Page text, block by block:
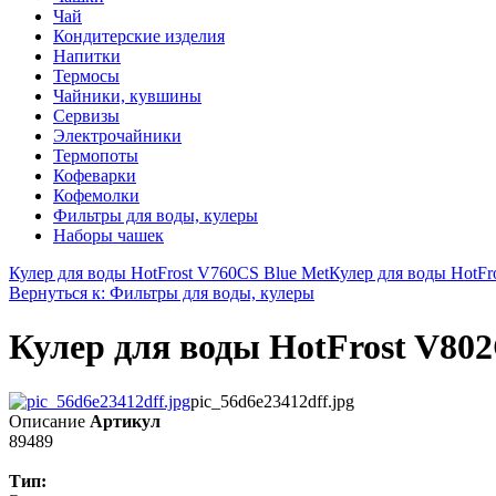
Чай
Кондитерские изделия
Напитки
Термосы
Чайники, кувшины
Сервизы
Электрочайники
Термопоты
Кофеварки
Кофемолки
Фильтры для воды, кулеры
Наборы чашек
Кулер для воды HotFrost V760CS Blue MetКулер для воды
Вернуться к: Фильтры для воды, кулеры
Кулер для воды HotFrost
pic_56d6e23412dff.jpg
Описание Артикул
89489
Тип: